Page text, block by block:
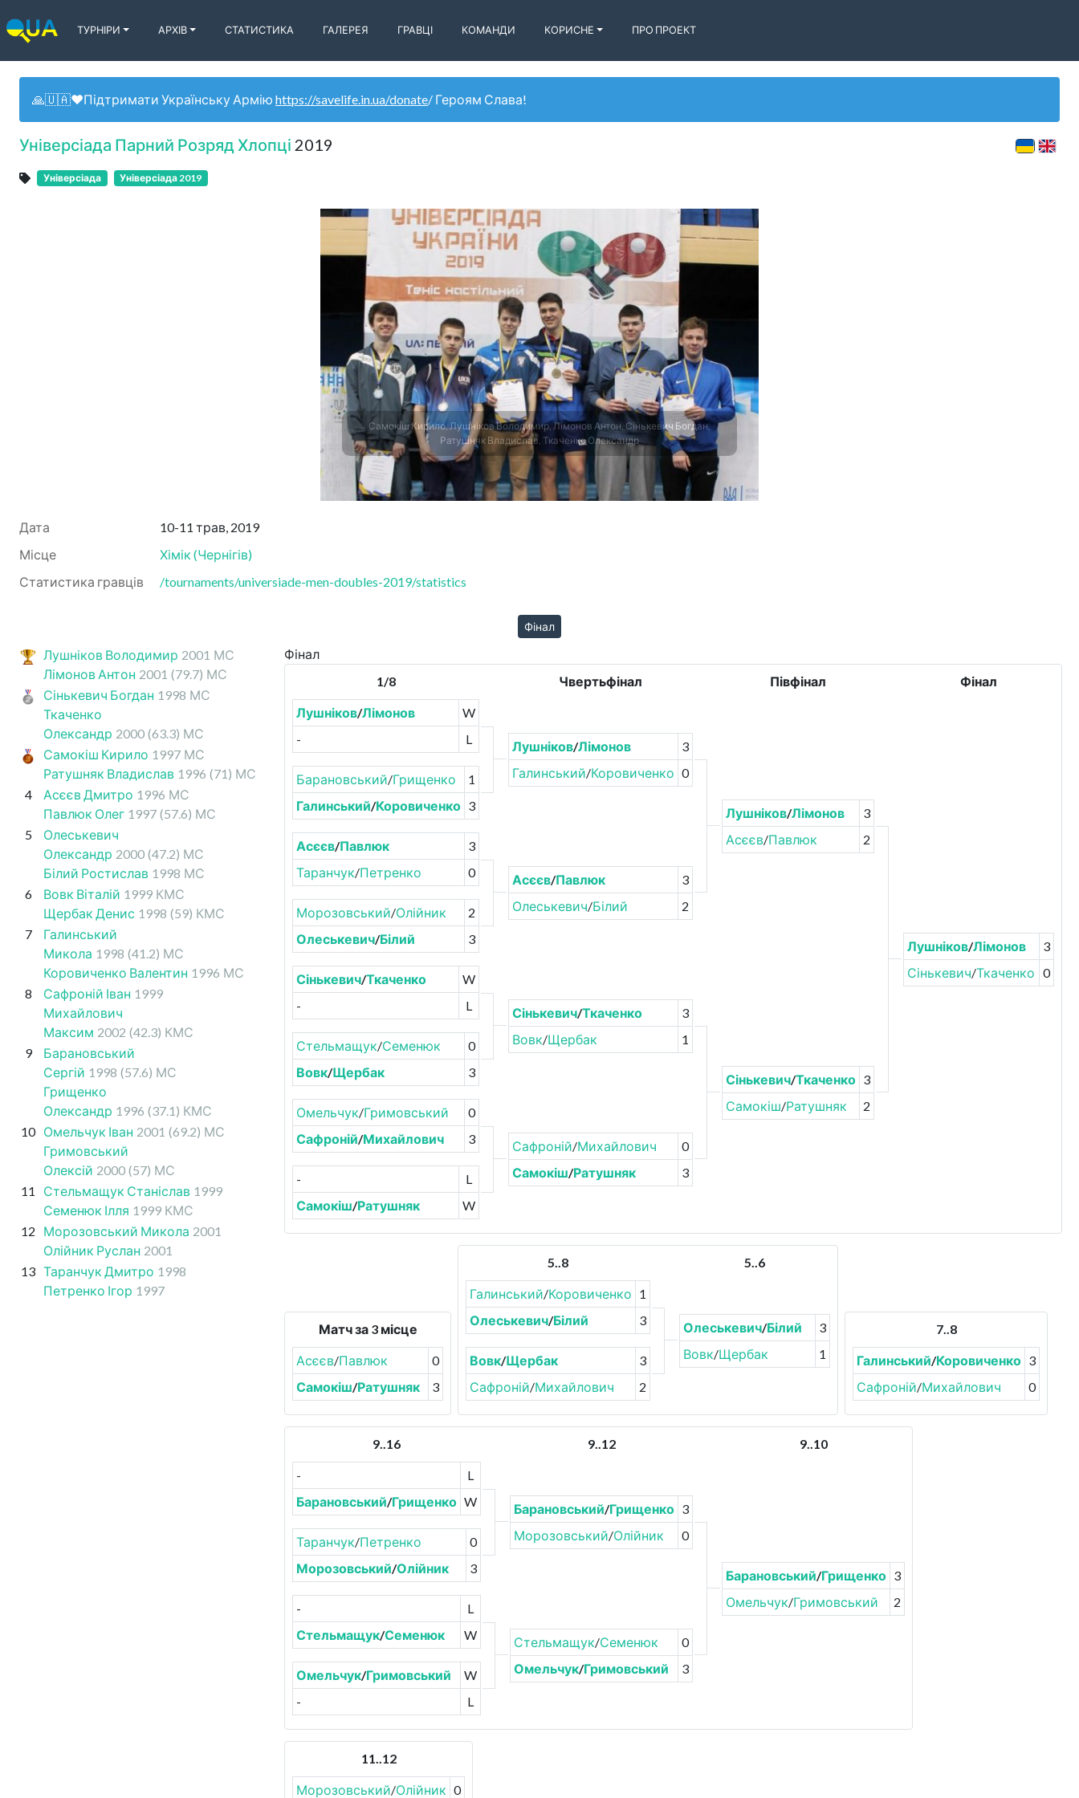
ТУРНІРИ АРХІВ СТАТИСТИКА ГАЛЕРЕЯ ГРАВЦІ КОМАНДИ КОРИСНЕ ПРО ПРОЕКТ
🙏🇺🇦❤️Підтримати Українську Армію https://savelife.in.ua/donate/ Героям Слава!
Універсіада Парний Розряд Хлопці 2019
Універсіада Універсіада 2019
Самокіш Кирило, Лушніков Володимир, Лімонов Антон, Сінькевич Богдан,
Ратушняк Владислав, Ткаченко Олександр
Дата
10-11 трав, 2019
Місце
Хімік (Чернігів)
Статистика гравців
/tournaments/universiade-men-doubles-2019/statistics
Фінал
Лушніков Володимир 2001 МС
Лімонов Антон 2001 (79.7) МС
Сінькевич Богдан 1998 МС
Ткаченко
Олександр 2000 (63.3) МС
Самокіш Кирило 1997 МС
Ратушняк Владислав 1996 (71) МС
4
Асєєв Дмитро 1996 МС
Павлюк Олег 1997 (57.6) МС
5
Олеськевич
Олександр 2000 (47.2) МС
Білий Ростислав 1998 МС
6
Вовк Віталій 1999 КМС
Щербак Денис 1998 (59) КМС
7
Галинський
Микола 1998 (41.2) МС
Коровиченко Валентин 1996 МС
8
Сафроній Іван 1999
Михайлович
Максим 2002 (42.3) КМС
9
Барановський
Сергій 1998 (57.6) МС
Грищенко
Олександр 1996 (37.1) КМС
10 Омельчук Іван 2001 (69.2) МС
Гримовський
Олексій 2000 (57) МС
11
Стельмащук Станіслав 1999
Семенюк Ілля 1999 КМС
12
Морозовський Микола 2001
Олійник Руслан 2001
13 Таранчук Дмитро 1998
Петренко Ігор 1997
Фінал
1/8
Чвертьфінал Півфінал Фінал
Лушніков/Лімонов
W
-
L
Барановський/Грищенко
1
Галинський/Коровиченко 3
Асєєв/Павлюк
3
Таранчук/Петренко 0
Морозовський/Олійник
2
Олеськевич/Білий 3
Сінькевич/Ткаченко
W
-
L
Стельмащук/Семенюк
0
Вовк/Щербак 3
Омельчук/Гримовський
0
Сафроній/Михайлович 3
-
L
Самокіш/Ратушняк W
Лушніков/Лімонов
3
Галинський/Коровиченко 0
Асєєв/Павлюк
3
Олеськевич/Білий 2
Сінькевич/Ткаченко
3
Вовк/Щербак 1
Сафроній/Михайлович
0
Самокіш/Ратушняк 3
Лушніков/Лімонов
3
Асєєв/Павлюк 2
Сінькевич/Ткаченко 3
Самокіш/Ратушняк 2
Лушніков/Лімонов
3
Сінькевич/Ткаченко 0
Матч за 3 місце
Асєєв/Павлюк
0
Самокіш/Ратушняк 3
5..8 5..6
Галинський/Коровиченко 1
Олеськевич/Білий 3
Вовк/Щербак
3
Сафроній/Михайлович 2
Олеськевич/Білий
3
Вовк/Щербак 1
7..8
Галинський/Коровиченко 3
Сафроній/Михайлович 0
9..16 9..12 9..10
-
L
Барановський/Грищенко W
Таранчук/Петренко
0
Морозовський/Олійник 3
-
L
Стельмащук/Семенюк W
Омельчук/Гримовський
W
-
L
Барановський/Грищенко 3
Морозовський/Олійник 0
Стельмащук/Семенюк
0
Омельчук/Гримовський 3
Барановський/Грищенко 3
Омельчук/Гримовський 2
11..12
Морозовський/Олійник 0